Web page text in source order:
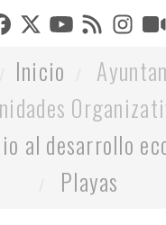
Inicio
al desarrollo
Playas